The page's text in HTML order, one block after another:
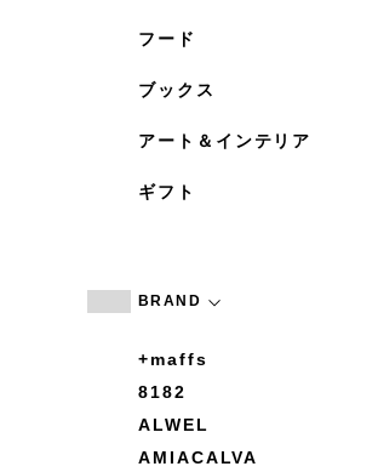
フード
ブックス
アート＆インテリア
ギフト
BRAND
+maffs
8182
ALWEL
AMIACALVA